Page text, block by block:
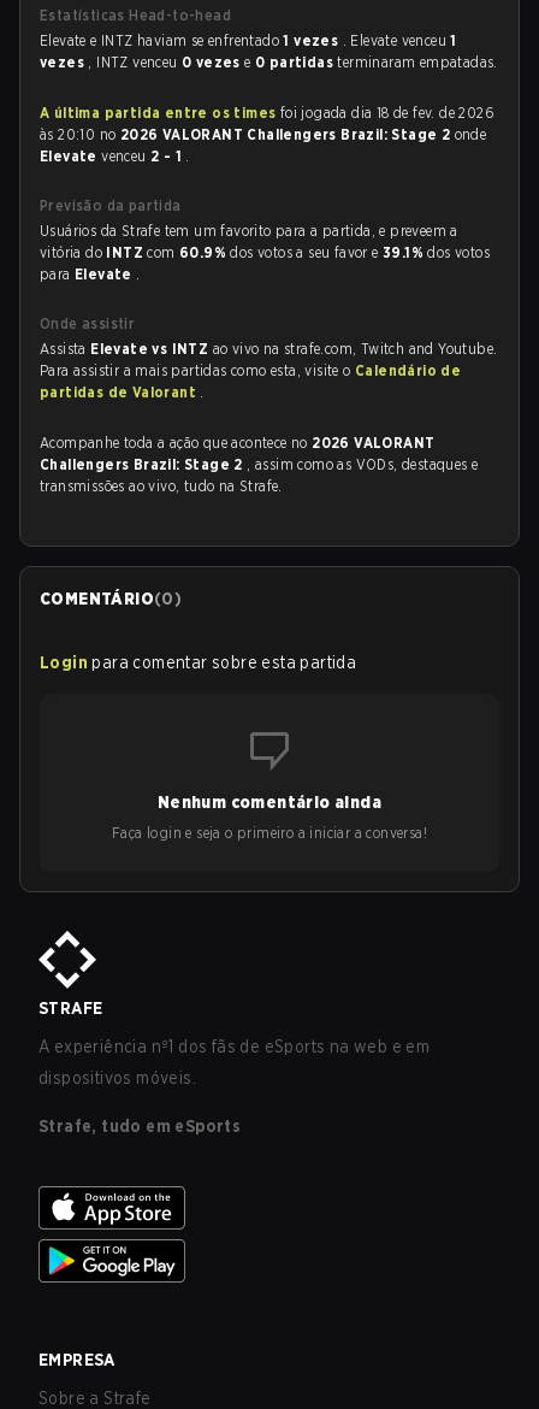
Estatísticas Head-to-head
Elevate e INTZ haviam se enfrentado1 vezes . Elevate venceu1
vezes , INTZ venceu 0 vezese 0 partidasterminaram empatadas.
A última partida entre os times foi jogada dia 18 de fev. de 2026
às 20:10 no 2026 VALORANT Challengers Brazil: Stage 2 onde
Elevatevenceu 2 - 1 .
Previsão da partida
Usuários da Strafe tem um favorito para a partida, e preveem a
vitória do INTZcom 60.9%dos votos a seu favor e39.1%dos votos
para Elevate .
Onde assistir
Assista Elevate vs INTZ ao vivo na strafe.com, Twitch and Youtube.
Para assistir a mais partidas como esta, visite o Calendário de
partidas de Valorant .
Acompanhe toda a ação que acontece no 2026 VALORANT
Challengers Brazil: Stage 2 , assim como as VODs, destaques e
transmissões ao vivo, tudo na Strafe.
COMENTÁRIO(0)
Login para comentar sobre esta partida
Nenhum comentário ainda
Faça login e seja o primeiro a iniciar a conversa!
STRAFE
A experiência nº1 dos fãs de eSports na web e em
dispositivos móveis.
Strafe, tudo em eSports
EMPRESA
Sobre a Strafe